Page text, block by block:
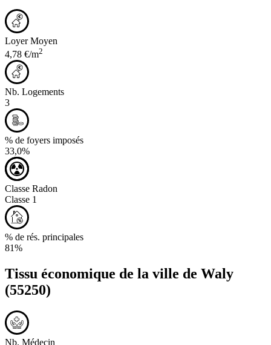
Loyer Moyen
4,78 €/m2
Nb. Logements
3
% de foyers imposés
33,0%
Classe Radon
Classe 1
% de rés. principales
81%
Tissu économique de la ville de Waly
(55250)
Nb. Médecin